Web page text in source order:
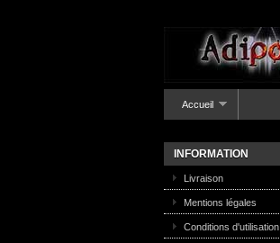
Accueil
INFORMATION
Livraison
Mentions légales
Conditions d'utilisation